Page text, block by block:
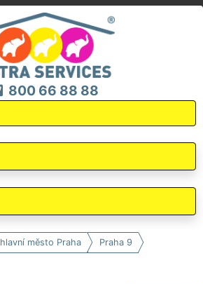
800 66 88 88
hlavní město Praha Praha 9